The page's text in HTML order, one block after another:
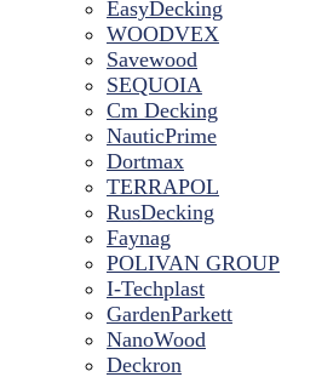
EasyDecking
WOODVEX
Savewood
SEQUOIA
Cm Decking
NauticPrime
Dortmax
TERRAPOL
RusDecking
Faynag
POLIVAN GROUP
I-Techplast
GardenParkett
NanoWood
Deckron